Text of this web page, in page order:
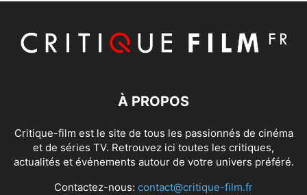
À PROPOS
Critique-film est le site de tous les passionnés de cinéma
et de séries TV. Retrouvez ici toutes les critiques,
actualités et événements autour de votre univers préféré.
Contactez-nous: contact@critique-film.fr